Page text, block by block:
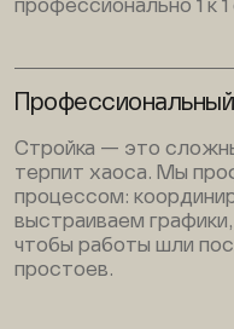
профессионально 1 к
Стройка — это
терпит хаоса. Мы
процессом:
выстраиваем
чтобы работы шли
простоев.